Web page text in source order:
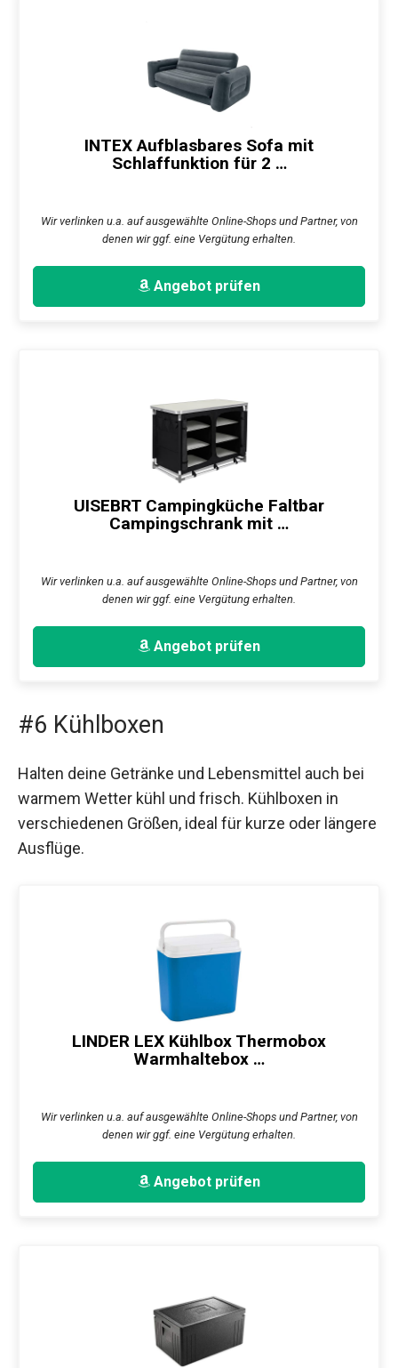
INTEX Aufblasbares Sofa mit
Schlaffunktion für 2 …
Wir verlinken u.a. auf ausgewählte Online-Shops und Partner, von
denen wir ggf. eine Vergütung erhalten.
Angebot prüfen
UISEBRT Campingküche Faltbar
Campingschrank mit …
Wir verlinken u.a. auf ausgewählte Online-Shops und Partner, von
denen wir ggf. eine Vergütung erhalten.
Angebot prüfen
#6 Kühlboxen
Halten deine Getränke und Lebensmittel auch bei
warmem Wetter kühl und frisch. Kühlboxen in
verschiedenen Größen, ideal für kurze oder längere
Ausflüge.
LINDER LEX Kühlbox Thermobox
Warmhaltebox …
Wir verlinken u.a. auf ausgewählte Online-Shops und Partner, von
denen wir ggf. eine Vergütung erhalten.
Angebot prüfen